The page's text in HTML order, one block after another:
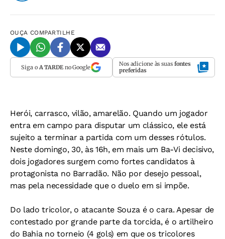
OUÇA COMPARTILHE
Siga o A TARDEno Google Nos adicione às suas fontes
preferidas
Herói, carrasco, vilão, amarelão. Quando um jogador
entra em campo para disputar um clássico, ele está
sujeito a terminar a partida com um desses rótulos.
Neste domingo, 30, às 16h, em mais um Ba-Vi decisivo,
dois jogadores surgem como fortes candidatos à
protagonista no Barradão. Não por desejo pessoal,
mas pela necessidade que o duelo em si impõe.
Do lado tricolor, o atacante Souza é o cara. Apesar de
contestado por grande parte da torcida, é o artilheiro
do Bahia no torneio (4 gols) em que os tricolores